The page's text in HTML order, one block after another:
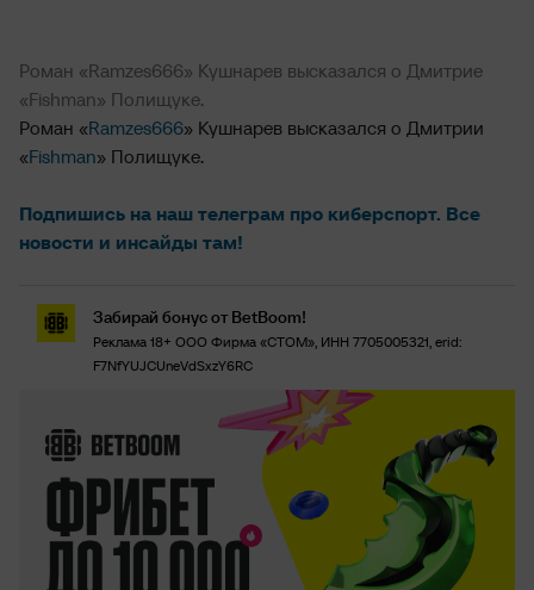
Роман «Ramzes666» Кушнарев высказался о Дмитрие
«Fishman» Полищуке.
Роман «Ramzes666» Кушнарев высказался о Дмитрии
«Fishman» Полищуке.
Подпишись на наш телеграм про киберспорт. Все
новости и инсайды там!
Забирай бонус от BetBoom!
Реклама 18+ ООО Фирма «СТОМ», ИНН 7705005321, erid:
F7NfYUJCUneVdSxzY6RC